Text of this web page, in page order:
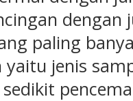
paling
jenis